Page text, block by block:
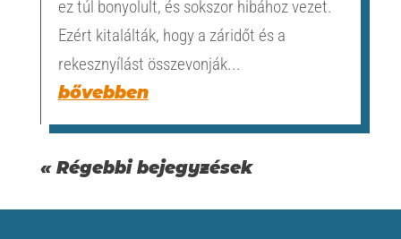
ez túl bonyolult, és sokszor hibához vezet.
Ezért kitalálták, hogy a záridőt és a
rekesznyílást összevonják...
bővebben
« Régebbi bejegyzések